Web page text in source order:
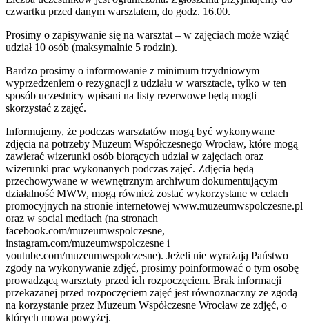
czwartku przed danym warsztatem, do godz. 16.00.
Prosimy o zapisywanie się na warsztat – w zajęciach może wziąć
udział 10 osób (maksymalnie 5 rodzin).
Bardzo prosimy o informowanie z minimum trzydniowym
wyprzedzeniem o rezygnacji z udziału w warsztacie, tylko w ten
sposób uczestnicy wpisani na listy rezerwowe będą mogli
skorzystać z zajęć.
Informujemy, że podczas warsztatów mogą być wykonywane
zdjęcia na potrzeby Muzeum Współczesnego Wrocław, które mogą
zawierać wizerunki osób biorących udział w zajęciach oraz
wizerunki prac wykonanych podczas zajęć. Zdjęcia będą
przechowywane w wewnętrznym archiwum dokumentującym
działalność MWW, mogą również zostać wykorzystane w celach
promocyjnych na stronie internetowej www.muzeumwspolczesne.pl
oraz w social mediach (na stronach
facebook.com/muzeumwspolczesne,
instagram.com/muzeumwspolczesne i
youtube.com/muzeumwspolczesne). Jeżeli nie wyrażają Państwo
zgody na wykonywanie zdjęć, prosimy poinformować o tym osobę
prowadzącą warsztaty przed ich rozpoczęciem. Brak informacji
przekazanej przed rozpoczęciem zajęć jest równoznaczny ze zgodą
na korzystanie przez Muzeum Współczesne Wrocław ze zdjęć, o
których mowa powyżej.